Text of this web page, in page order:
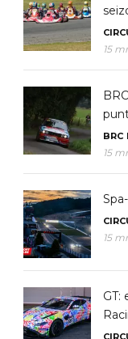
15
BRC
15
15
GT: